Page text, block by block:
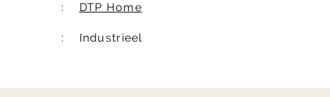
DTP Home
Industrieel